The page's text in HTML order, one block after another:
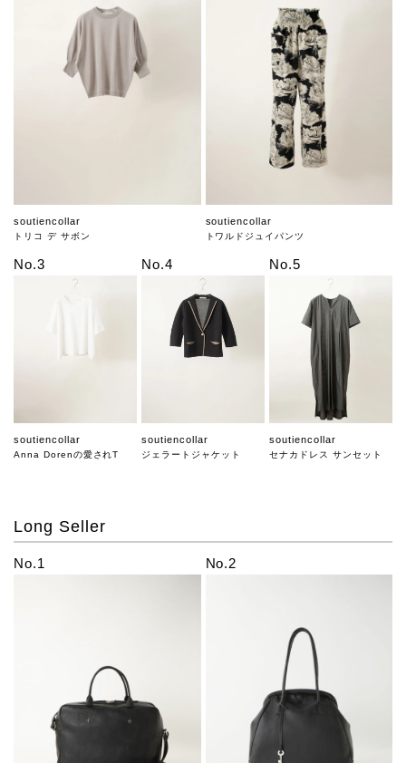
soutiencollar
トリコ デ サボン
soutiencollar
トワルドジュイパンツ
No.3
soutiencollar
Anna Dorenの愛されT
No.4
soutiencollar
ジェラートジャケット
No.5
soutiencollar
セナカドレス サンセット
Long Seller
No.1 No.2